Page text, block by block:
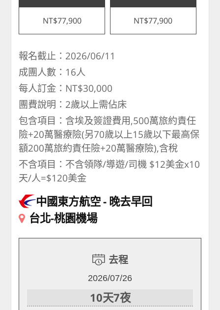
NT$77,900 NT$77,900
報名截止：2026/06/11
成團人數：16人
每人訂金：NT$30,000
團費說明：2歲以上需佔床
包含項目：含埃及簽證費用,500萬旅約責任
險+20萬醫療險(另70歲以上15歲以下最高保
額200萬旅約責任險+20萬醫療險),含稅
不含項目：不含領隊/導遊/司機 $12美金x10
天/人=$120美金
中國東方航空 晚去早回
台北-桃園機場
去程
2026/07/26
10天7夜